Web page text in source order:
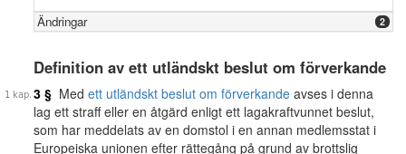
Ändringar 2
Definition av ett utländskt beslut om förverkande
3 § Med ett utländskt beslut om förverkande avses i denna
lag ett straff eller en åtgärd enligt ett lagakraftvunnet beslut,
som har meddelats av en domstol i en annan medlemsstat i
Europeiska unionen efter rättegång på grund av brottslig